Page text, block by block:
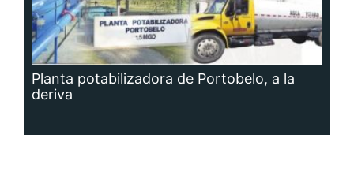
Planta potabilizadora de Portobelo, a la
deriva